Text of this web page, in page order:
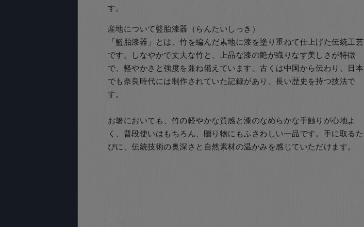
す。
産地について籃胎漆器（らんたいしっき）
「籃胎漆器」とは、竹を編んだ素地に漆を塗り重ねて仕上げた伝統工芸
です。しなやかで丈夫な竹と、上品な漆の艶が織りなす美しさが特徴
で、軽やかさと強度を兼ね備えています。古くは中国から伝わり、日本
でも奈良時代には制作されていた記録があり、長い歴史を持つ技法で
す。
お箸においても、竹の軽やかな質感と漆のなめらかな手触りが心地よ
く、普段使いはもちろん、贈り物にもふさわしい一品です。手に取るた
びに、伝統技術の奥深さと自然素材の温かみを感じていただけます。